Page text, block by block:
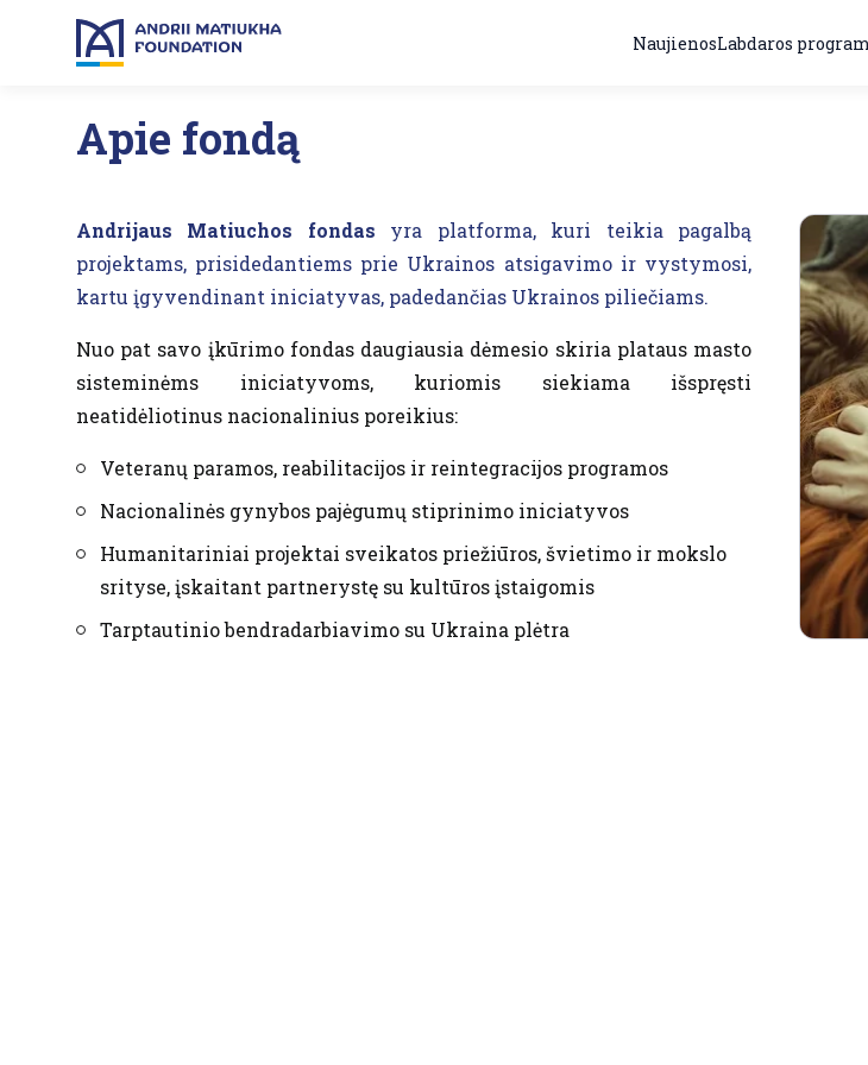
NaujienosLabdaros
Apie fondą
Andrijaus Matiuchos fondas yra platforma, kuri teikia pagalbą
projektams, prisidedantiems prie Ukrainos atsigavimo ir vystymosi,
kartu įgyvendinant iniciatyvas, padedančias Ukrainos piliečiams.
Nuo pat savo įkūrimo fondas daugiausia dėmesio skiria plataus masto
sisteminėms iniciatyvoms, kuriomis siekiama išspręsti
neatidėliotinus nacionalinius poreikius:
Veteranų paramos, reabilitacijos ir reintegracijos programos
Nacionalinės gynybos pajėgumų stiprinimo iniciatyvos
Humanitariniai projektai sveikatos priežiūros, švietimo ir mokslo
srityse, įskaitant partnerystę su kultūros įstaigomis
Tarptautinio bendradarbiavimo su Ukraina plėtra